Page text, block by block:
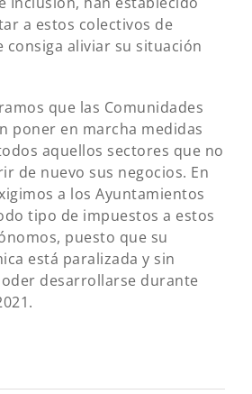
a estos colectivos de
consiga aliviar su situación
que las Comunidades
poner en marcha medidas
aquellos sectores que no
de nuevo sus negocios. En
a los Ayuntamientos
tipo de impuestos a estos
puesto que su
está paralizada y sin
desarrollarse durante